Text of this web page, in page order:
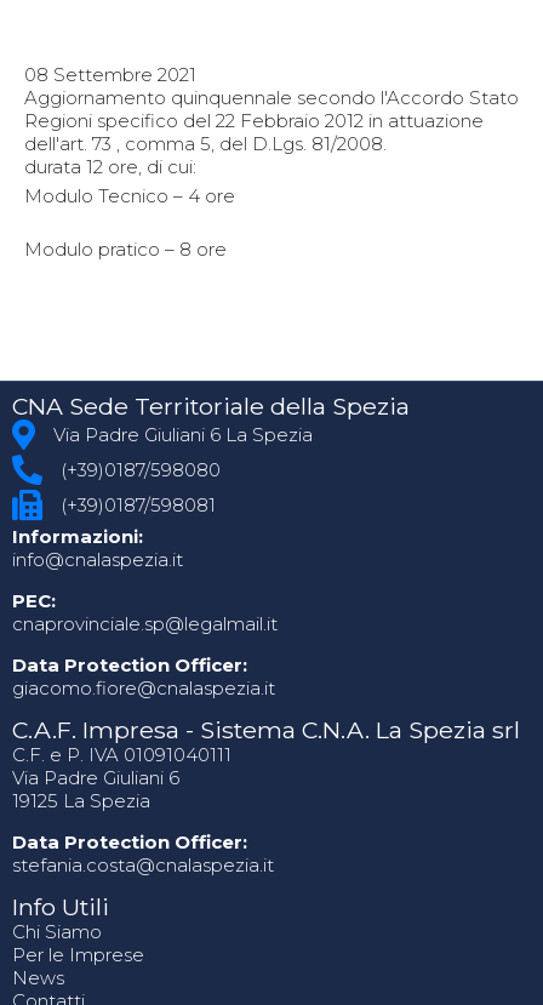
08 Settembre 2021
Aggiornamento quinquennale secondo l'Accordo Stato
Regioni specifico del 22 Febbraio 2012 in attuazione
dell'art. 73 , comma 5, del D.Lgs. 81/2008.
durata 12 ore, di cui:
Modulo Tecnico – 4 ore
Modulo pratico – 8 ore
CNA Sede Territoriale della Spezia
Via Padre Giuliani 6 La Spezia
(+39)0187/598080
(+39)0187/598081
Informazioni:
info@cnalaspezia.it
PEC:
cnaprovinciale.sp@legalmail.it
Data Protection Officer:
giacomo.fiore@cnalaspezia.it
C.A.F. Impresa - Sistema C.N.A. La Spezia srl
C.F. e P. IVA 01091040111
Via Padre Giuliani 6
19125 La Spezia
Data Protection Officer:
stefania.costa@cnalaspezia.it
Info Utili
Chi Siamo
Per le Imprese
News